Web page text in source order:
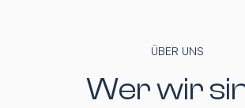
ÜBER UNS
Wer wir